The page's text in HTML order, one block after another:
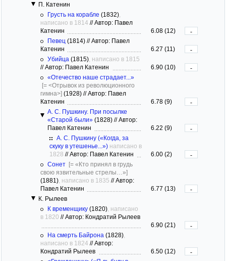
П. Катенин
Грусть на корабле (1832)
написано в 1814 //Автор: Павел
Катенин
6.08 (12)
-
Певец (1814) //Автор: Павел
Катенин
6.27 (11)
-
Убийца (1815) , написано в 1815
//Автор: Павел Катенин 6.90 (10)
-
«Отечество наше страдает...»
[= <Отрывок из революционного
гимна>] (1928) //Автор: Павел
Катенин
6.78 (9)
-
А. С. Пушкину. При посылке
«Старой были» (1828) //Автор:
Павел Катенин
6.22 (9)
-
А. С. Пушкину («Когда, за
скуку в утешенье...») написано в
1828 //Автор: Павел Катенин 6.00 (2)
-
Сонет [= «Кто принял в грудь
свою язвительные стрелы…»]
(1881) , написано в 1835 //Автор:
Павел Катенин
6.77 (13)
-
К. Рылеев
К временщику (1820) , написано
в 1820 //Автор: Кондратий Рылеев
6.90 (21)
-
На смерть Байрона (1828)
написано в 1824 //Автор:
Кондратий Рылеев
6.50 (12)
-